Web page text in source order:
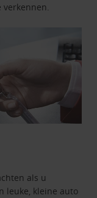
als u
leuke, kleine auto